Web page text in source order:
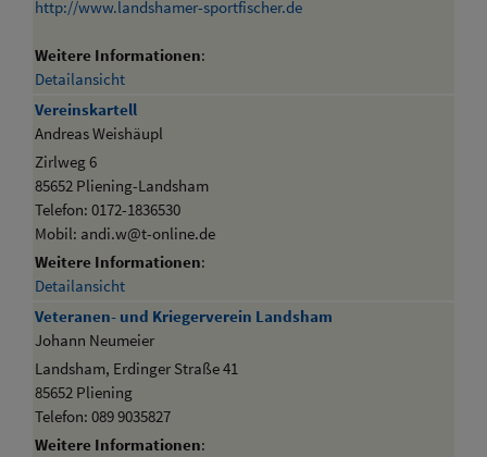
http://www.landshamer-sportfischer.de
Weitere Informationen:
Detailansicht
Vereinskartell
Andreas Weishäupl
Zirlweg 6
85652 Pliening-Landsham
Telefon: 0172-1836530
Mobil: andi.w@t-online.de
Weitere Informationen:
Detailansicht
Veteranen- und Kriegerverein Landsham
Johann Neumeier
Landsham, Erdinger Straße 41
85652 Pliening
Telefon: 089 9035827
Weitere Informationen: